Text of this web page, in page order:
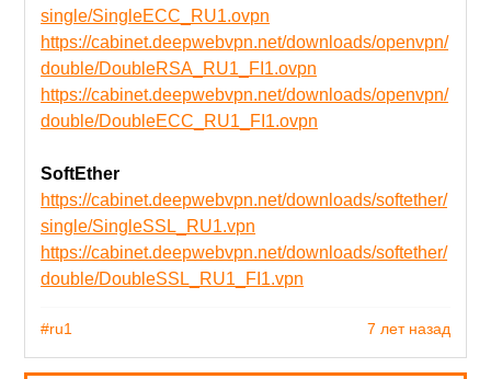
single/SingleECC_RU1.ovpn
https://cabinet.deepwebvpn.net/downloads/openvpn/
double/DoubleRSA_RU1_FI1.ovpn
https://cabinet.deepwebvpn.net/downloads/openvpn/
double/DoubleECC_RU1_FI1.ovpn
SoftEther
https://cabinet.deepwebvpn.net/downloads/softether/
single/SingleSSL_RU1.vpn
https://cabinet.deepwebvpn.net/downloads/softether/
double/DoubleSSL_RU1_FI1.vpn
7 лет назад
#ru1